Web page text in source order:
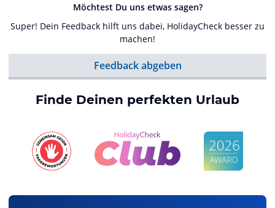
Möchtest Du uns etwas sagen?
Super! Dein Feedback hilft uns dabei, HolidayCheck besser zu
machen!
Feedback abgeben
Finde Deinen perfekten Urlaub